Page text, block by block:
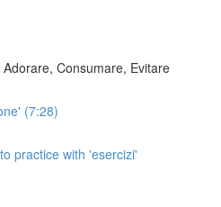
Consumare, Evitare
(7:28)
practice with 'esercizi'